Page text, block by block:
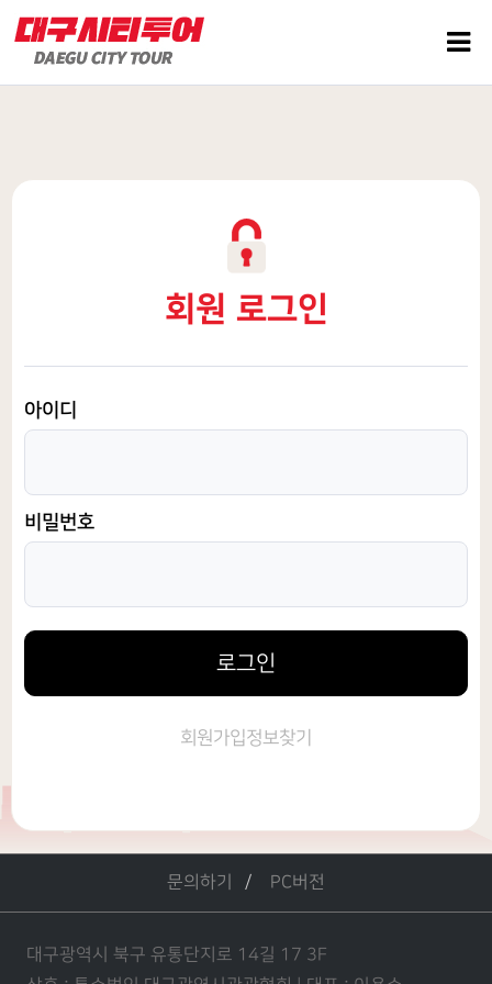
회원 로그인
아이디
비밀번호
로그인
회원가입정보찾기
문의하기 PC버전
대구광역시 북구 유통단지로 14길 17 3F